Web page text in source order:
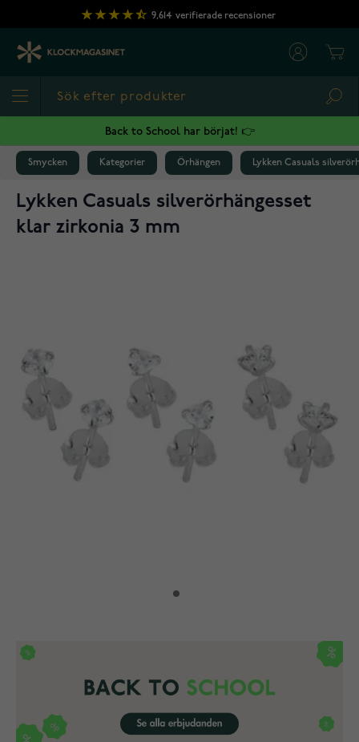
Hoppa till innehållet
9,614 verifierade recensioner
Back to School har börjat! 👉
Smycken Kategorier Örhängen Lykken Casuals
Lykken Casuals silverörhängesset
klar zirkonia 3 mm